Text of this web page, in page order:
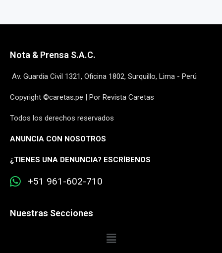
Nota & Prensa S.A.C.
Av. Guardia Civil 1321, Oficina 1802, Surquillo, Lima - Perú
Copyright ©caretas.pe | Por Revista Caretas
Todos los derechos reservados
ANUNCIA CON NOSOTROS
¿TIENES UNA DENUNCIA? ESCRÍBENOS
+51 961-602-710
Nuestras Secciones